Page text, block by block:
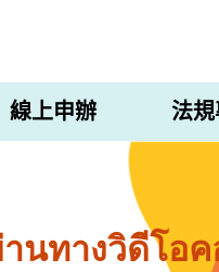
線上申辦 法
นทางวิดีโอ